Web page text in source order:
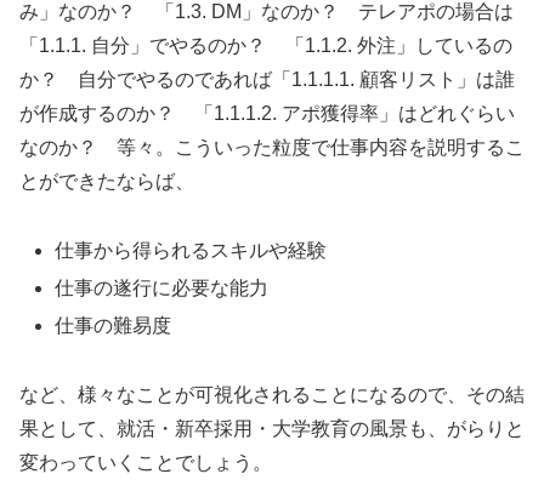
み」なのか？ 「1.3. DM」なのか？ テレアポの場合は
「1.1.1. 自分」でやるのか？ 「1.1.2. 外注」しているの
か？ 自分でやるのであれば「1.1.1.1. 顧客リスト」は誰
が作成するのか？ 「1.1.1.2. アポ獲得率」はどれぐらい
なのか？ 等々。こういった粒度で仕事内容を説明するこ
とができたならば、
仕事から得られるスキルや経験
仕事の遂行に必要な能力
仕事の難易度
など、様々なことが可視化されることになるので、その結
果として、就活・新卒採用・大学教育の風景も、がらりと
変わっていくことでしょう。